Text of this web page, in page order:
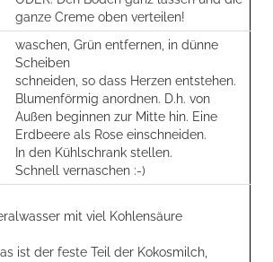
ganze Creme oben verteilen!
waschen, Grün entfernen, in dünne
Scheiben
schneiden, so dass Herzen entstehen.
Blumenförmig anordnen. D.h. von
Außen beginnen zur Mitte hin. Eine
Erdbeere als Rose einschneiden.
In den Kühlschrank stellen.
Schnell vernaschen :-)
mit viel Kohlensäure
ist der feste Teil der Kokosmilch,